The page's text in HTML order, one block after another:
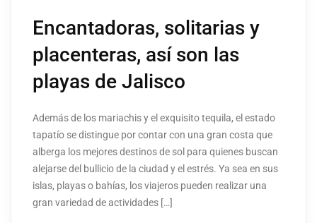
Encantadoras, solitarias y
placenteras, así son las
playas de Jalisco
Además de los mariachis y el exquisito tequila, el estado
tapatío se distingue por contar con una gran costa que
alberga los mejores destinos de sol para quienes buscan
alejarse del bullicio de la ciudad y el estrés. Ya sea en sus
islas, playas o bahías, los viajeros pueden realizar una
gran variedad de actividades […]